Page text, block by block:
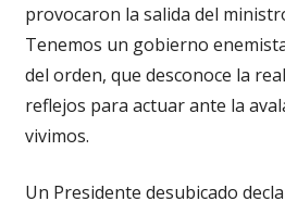
provocaron la salida del
Tenemos un gobierno
del orden, que desconoce la
reflejos para actuar ante la
vivimos.
Un Presidente desubicado